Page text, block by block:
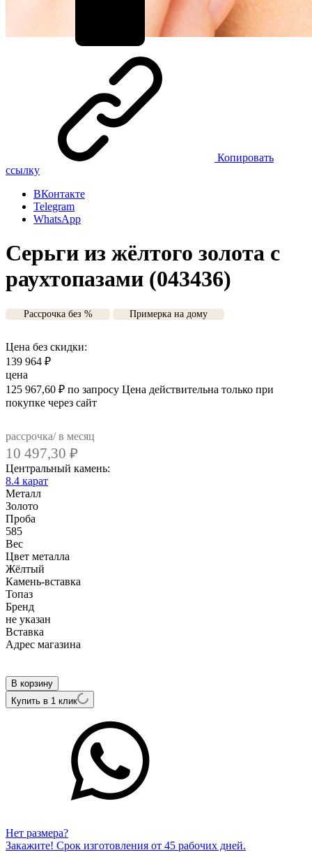
Копировать
ссылку
ВКонтакте
Telegram
WhatsApp
Серьги из жёлтого золота с
раухтопазами (043436)
Рассрочка без % Примерка на дому
Цена без скидки:
139 964 ₽
цена
125 967,60 ₽ по запросу Цена действительна только при
покупке через сайт
рассрочка/ в месяц
10 497,30 ₽
Центральный камень:
8.4 карат
Металл
Золото
Проба
585
Вес
Цвет металла
Жёлтый
Камень-вставка
Топаз
Бренд
не указан
Вcтавка
Адрес магазина
В корзину
Купить в 1 клик
Нет размера?
Закажите! Срок изготовления от 45 рабочих дней.